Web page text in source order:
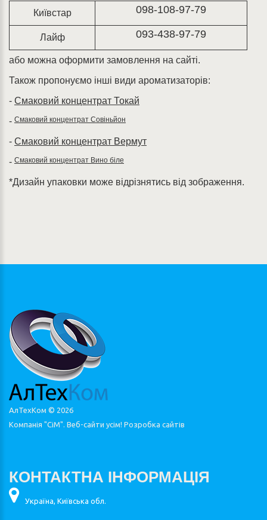
Київстар 098-108-97-79
Лайф 093-438-97-79
або можна оформити замовлення на сайті.
Також пропонуємо інші види ароматизаторів:
- Смаковий концентрат Токай
- Смаковий концентрат Совіньйон
- Смаковий концентрат Вермут
- Смаковий концентрат Вино біле
*Дизайн упаковки може відрізнятись від зображення.
АлТехКом © 2026
Компанія "СіМ". Веб-сайти усім! Розробка сайтів
КОНТАКТНА ІНФОРМАЦІЯ
Україна, Київська обл.